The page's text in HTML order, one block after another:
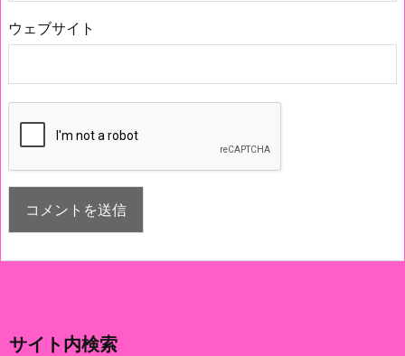
ウェブサイト
サイト内検索